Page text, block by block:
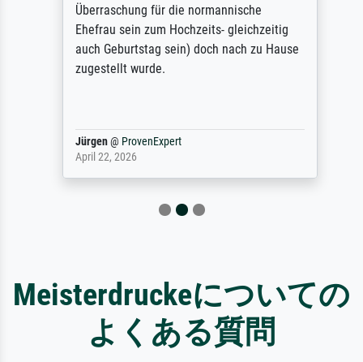
Überraschung für die normannische
Ehefrau sein zum Hochzeits- gleichzeitig
auch Geburtstag sein) doch nach zu Hause
zugestellt wurde.
Jürgen@ProvenExpert
April 22, 2026
Meisterdruckeについての
よくある質問